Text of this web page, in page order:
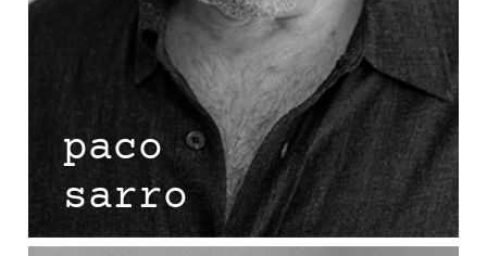
paco
sarro